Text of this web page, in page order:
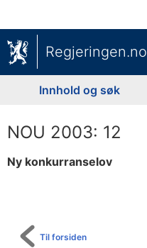
Regjeringen.no
Innhold og søk
NOU 2003: 12
Ny konkurranselov
Til forsiden